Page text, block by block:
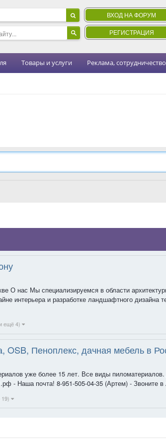
ВХОД НА ФОРУМ
РЕГИСТРАЦИЯ
Товары и услуги Реклама, сотрудничество
О нас Мы специализируемся в области
интерьера и разработке ландшафтного дизайна
ещё 4)
Пеноплекс, дачная мебель в
уже более 15 лет. Все виды пиломатериалов.
- Наша почта! 8-951-505-04-35 (Артем) - Звоните